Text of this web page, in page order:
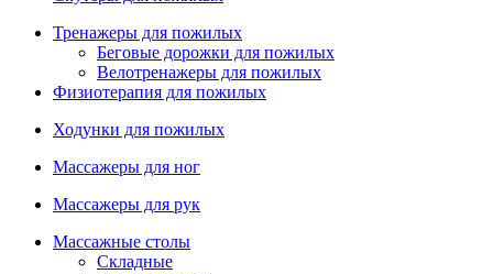
Тренажеры для пожилых
Беговые дорожки для пожилых
Велотренажеры для пожилых
Физиотерапия для пожилых
Ходунки для пожилых
Массажеры для ног
Массажеры для рук
Массажные столы
Складные